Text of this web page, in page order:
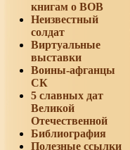
книгам о ВОВ
Неизвестный
солдат
Виртуальные
выставки
Воины-афганцы
СК
5 славных дат
Великой
Отечественной
Библиография
Полезные ссылки